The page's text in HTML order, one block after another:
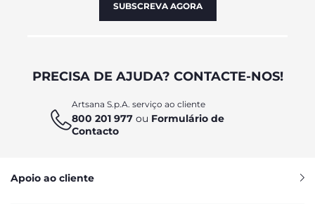
SUBSCREVA AGORA
PRECISA DE AJUDA? CONTACTE-NOS!
Artsana S.p.A. serviço ao cliente
800 201 977 ou Formulário de
Contacto
Apoio ao cliente